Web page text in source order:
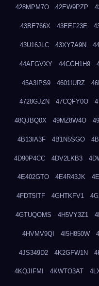
428MPM7O 42EW9PZP
43BE766X 43EEF23E
43U16JLC 43XY7A9N
44AFGVXY 44CGH1H9
45A3IPS9 4601IURZ
4728GJZN 47CQFY0O
48QJBQ0X 49MZ8W4O
4B13IA3F 4B1N5SGO
4D90P4CC 4DV2LKB3
4E402GTO 4E4R43JK
4FDT5ITF 4GHTKFV1
4GTUQOMS 4H5VY3Z1
4HVMV9QI 4I5H850W
4JS349D2 4K2GFW1N
4KQJIFMI 4KWTO3AT